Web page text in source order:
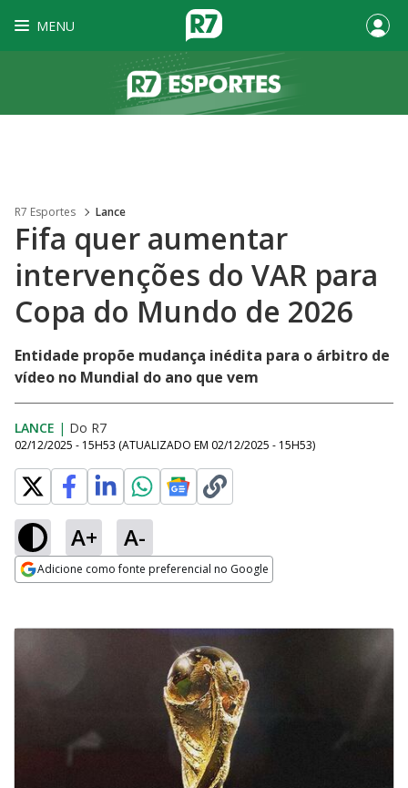
MENU
R7 Esportes Lance
Fifa quer aumentar
intervenções do VAR para
Copa do Mundo de 2026
Entidade propõe mudança inédita para o árbitro de
vídeo no Mundial do ano que vem
LANCE | Do R7
02/12/2025 - 15H53 (ATUALIZADO EM 02/12/2025 - 15H53)
A+ A-
Adicione como fonte preferencial no Google